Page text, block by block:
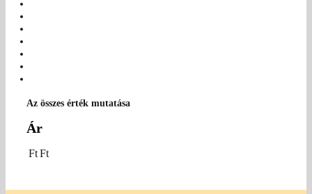
Az összes érték mutatása
Ár
FtFt